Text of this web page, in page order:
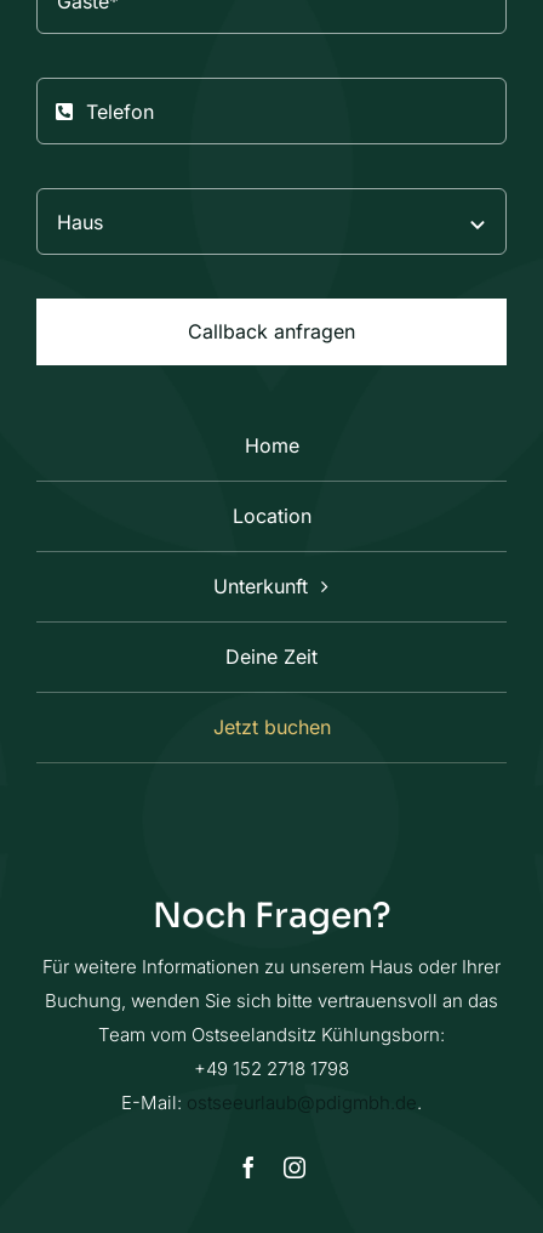
Callback anfragen
Home
Location
Unterkunft
Deine Zeit
Jetzt buchen
Noch Fragen?
Für weitere Informationen zu unserem Haus oder Ihrer
Buchung, wenden Sie sich bitte vertrauensvoll an das
Team vom Ostseelandsitz Kühlungsborn:
+49 152 2718 1798
E-Mail: ostseeurlaub@pdigmbh.de.